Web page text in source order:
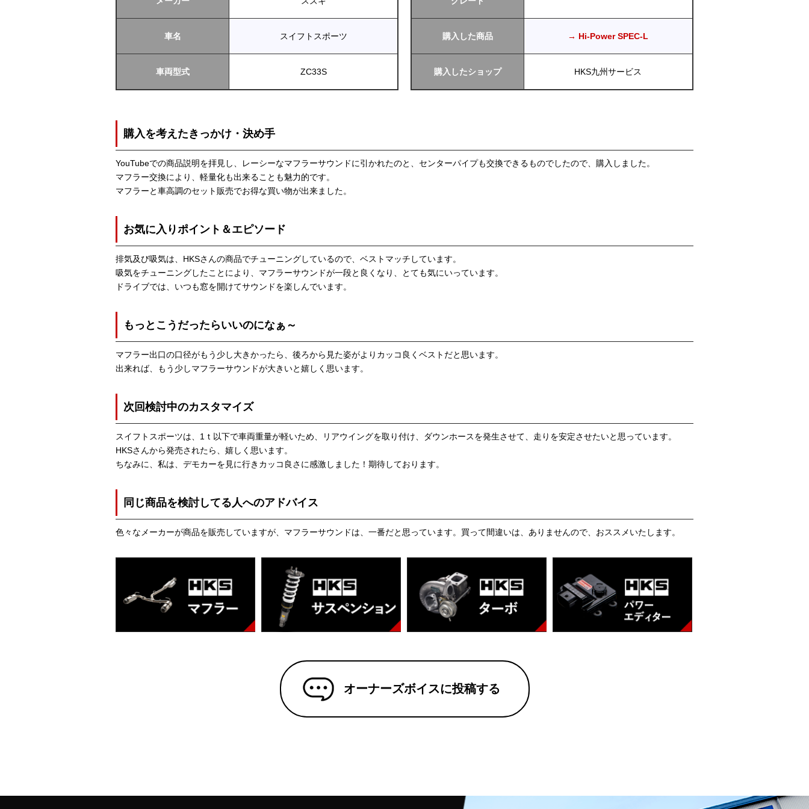
車名 スイフトスポーツ
車両型式 ZC33S
購入した商品 → Hi-Power SPEC-L
購入したショップ HKS九州サービス
購入を考えたきっかけ・決め手
YouTubeでの商品説明を拝見し、レーシーなマフラーサウンドに引かれたのと、センターパイプも交換できるものでしたので、購入しました。
マフラー交換により、軽量化も出来ることも魅力的です。
マフラーと車高調のセット販売でお得な買い物が出来ました。
お気に入りポイント＆エピソード
排気及び吸気は、HKSさんの商品でチューニングしているので、ベストマッチしています。
吸気をチューニングしたことにより、マフラーサウンドが一段と良くなり、とても気にいっています。
ドライブでは、いつも窓を開けてサウンドを楽しんでいます。
もっとこうだったらいいのになぁ～
マフラー出口の口径がもう少し大きかったら、後ろから見た姿がよりカッコ良くベストだと思います。
出来れば、もう少しマフラーサウンドが大きいと嬉しく思います。
次回検討中のカスタマイズ
スイフトスポーツは、1ｔ以下で車両重量が軽いため、リアウイングを取り付け、ダウンホースを発生させて、走りを安定させたいと思っています。
HKSさんから発売されたら、嬉しく思います。
ちなみに、私は、デモカーを見に行きカッコ良さに感激しました！期待しております。
同じ商品を検討してる人へのアドバイス
色々なメーカーが商品を販売していますが、マフラーサウンドは、一番だと思っています。買って間違いは、ありませんので、おススメいたします。
オーナーズボイスに投稿する